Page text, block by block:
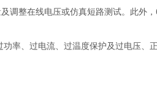
调整在线电压或仿真短路测试。此外，
功率、过电流、过温度保护及过电压、